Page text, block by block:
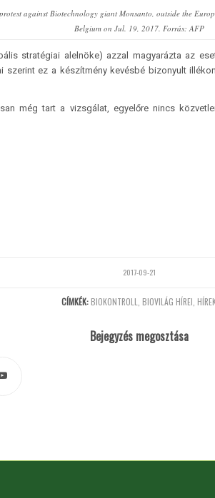
against Biotechnology giant Monsanto, outside the
Belgium on Jul. 19, 2017. Forrás: AFP
stratégiai alelnöke) azzal magyarázta az
szerint ez a készítmény kevésbé bizonyult
még tart a vizsgálat, egyelőre nincs
2017-09-21
CÍMKÉK: BIOKONTROLL BIOVILÁG HÍREI HÍREK
Bejegyzés megosztása